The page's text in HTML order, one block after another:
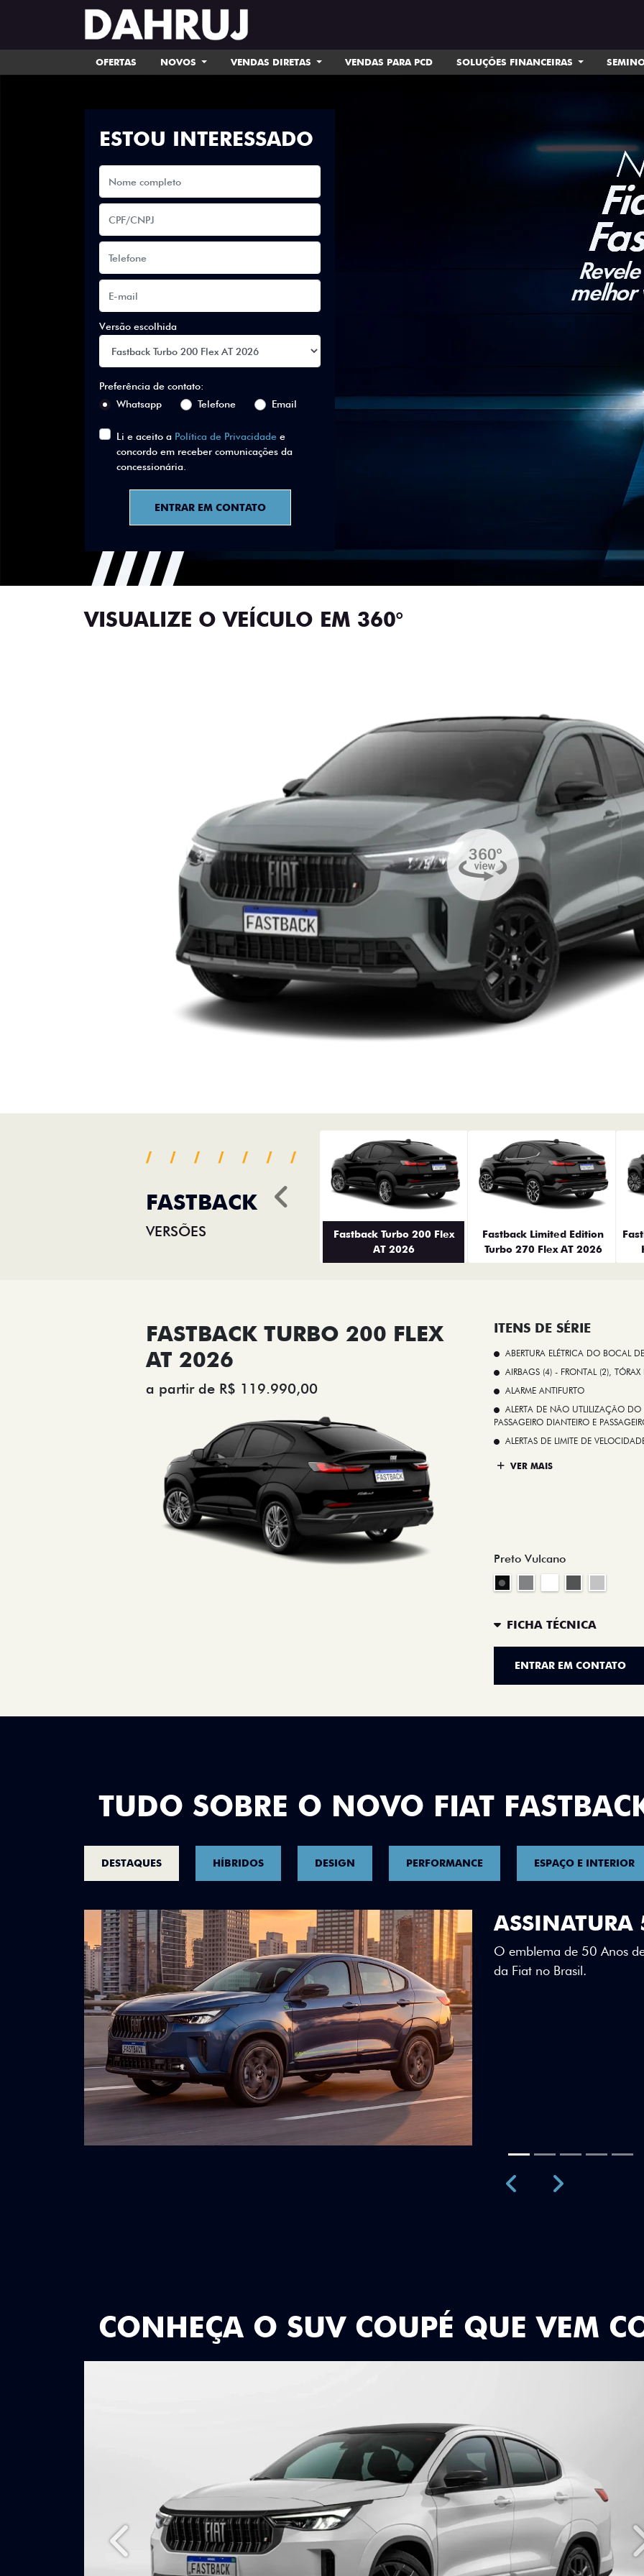
OFERTAS NOVOS VENDAS DIRETAS VENDAS PARA PCD SOLUÇÕES FINANCEIRAS
ESTOU INTERESSADO
Versão escolhida
Preferência de contato:
Whatsapp
Telefone Email
Li e aceito a Política de Privacidade e
concordo em receber comunicações da
concessionária.
ENTRAR EM CONTATO
VISUALIZE O VEÍCULO EM 360°
FASTBACK
VERSÕES
Fastback Turbo 200 Flex
AT 2026
Fastback Limited Edition
Turbo 270 Flex AT 2026
Anterior
FASTBACK TURBO 200 FLEX
AT 2026
a partir de R$ 119.990,00
ITENS DE SÉRIE
ABERTURA ELÉTRICA DO BOCAL
AIRBAGS (4) - FRONTAL (2),
ALARME ANTIFURTO
ALERTA DE NÃO UTLILIZAÇÃO
PASSAGEIRO DIANTEIRO E
ALERTAS DE LIMITE DE
VER MAIS
Preto Vulcano
FICHA TÉCNICA
ENTRAR EM CONTATO
TUDO SOBRE O NOVO FIAT
DESTAQUES HÍBRIDOS DESIGN PERFORMANCE ESPAÇO E INTERIOR
DESIGN QUE
Teto bicolor, adesivos
uma identidade visual